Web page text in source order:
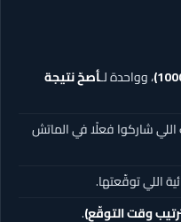
، وواحدة لـأصحّ نتيجة
الصح» = نفس الـ11 لاعب اللي شاركوا فعلًا في الماتش
اللي توقّعتها.
وقت التوقّع).